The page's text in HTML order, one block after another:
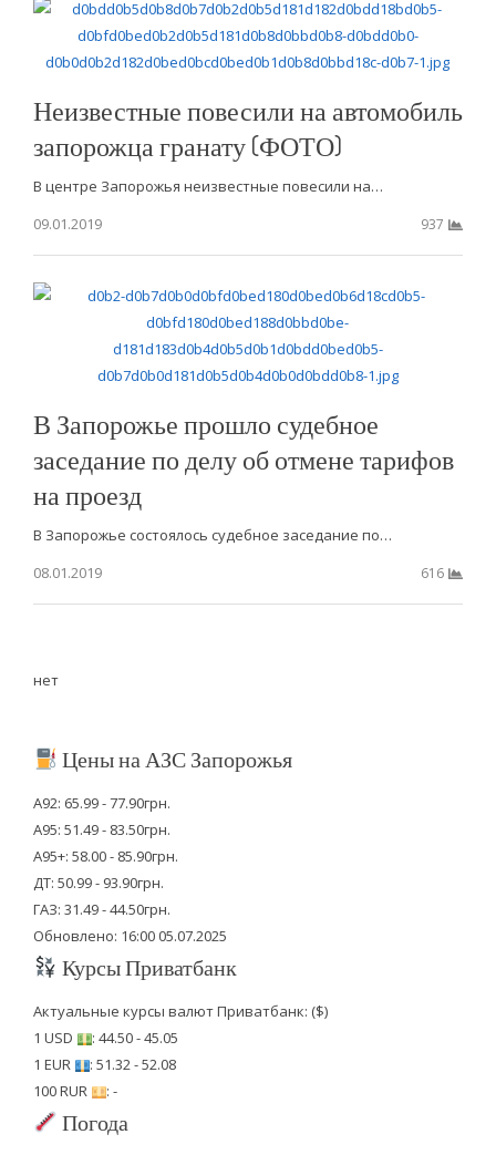
Неизвестные повесили на автомобиль
запорожца гранату (ФОТО)
В центре Запорожья неизвестные повесили на…
09.01.2019
937
В Запорожье прошло судебное
заседание по делу об отмене тарифов
на проезд
В Запорожье состоялось судебное заседание по…
08.01.2019
616
нет
Цены на АЗС Запорожья
А92: 65.99 - 77.90грн.
А95: 51.49 - 83.50грн.
А95+: 58.00 - 85.90грн.
ДТ: 50.99 - 93.90грн.
ГАЗ: 31.49 - 44.50грн.
Обновлено: 16:00 05.07.2025
Курсы Приватбанк
Актуальные курсы валют Приватбанк: ($)
1 USD
: 44.50 - 45.05
1 EUR
: 51.32 - 52.08
100 RUR
: -
Погода